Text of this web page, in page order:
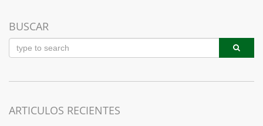
BUSCAR
ARTICULOS RECIENTES